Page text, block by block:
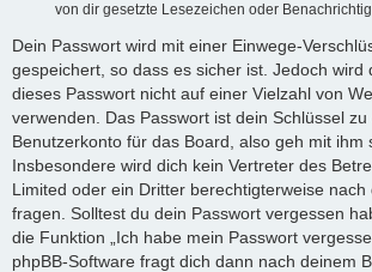
von dir gesetzte Lesezeichen oder
Dein Passwort wird mit einer Einwege-
gespeichert, so dass es sicher ist. Jedoch wird
dieses Passwort nicht auf einer Vielzahl von
verwenden. Das Passwort ist dein Schlüssel zu
Benutzerkonto für das Board, also geh mit ihm
Insbesondere wird dich kein Vertreter des
Limited oder ein Dritter berechtigterweise nach
fragen. Solltest du dein Passwort vergessen
die Funktion „Ich habe mein Passwort
phpBB-Software fragt dich dann nach deinem